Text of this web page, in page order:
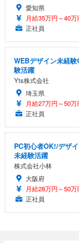
愛知県
月給35万円～40万
正社員
WEBデザイン未経
験活躍
Yts株式会社
埼玉県
月給27万円～50万
正社員
PC初心者OK!/デザ
未経験活躍
株式会社小林
大阪府
月給28万円～50万
正社員